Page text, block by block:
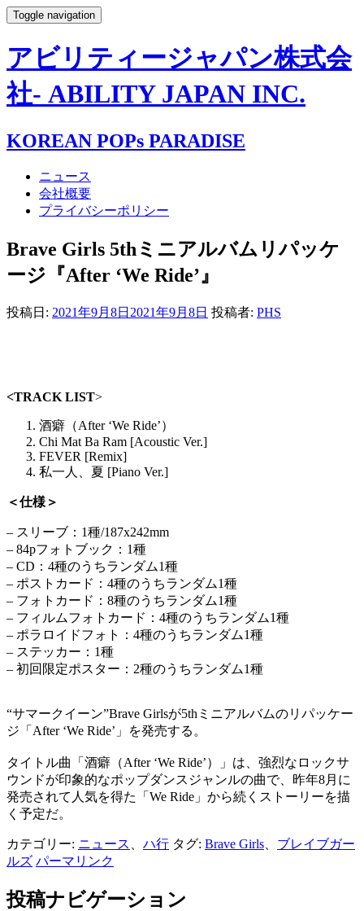
Toggle navigation
アビリティージャパン株式会
社- ABILITY JAPAN INC.
KOREAN POPs PARADISE
ニュース
会社概要
プライバシーポリシー
Brave Girls 5thミニアルバムリパッケ
ージ『After ‘We Ride’』
投稿日: 2021年9月8日 2021年9月8日 投稿者: PHS
<TRACK LIST>
酒癖（After ‘We Ride’）
Chi Mat Ba Ram [Acoustic Ver.]
FEVER [Remix]
私一人、夏 [Piano Ver.]
＜仕様＞
– スリーブ：1種/187x242mm
– 84pフォトブック：1種
– CD：4種のうちランダム1種
– ポストカード：4種のうちランダム1種
– フォトカード：8種のうちランダム1種
– フィルムフォトカード：4種のうちランダム1種
– ポラロイドフォト：4種のうちランダム1種
– ステッカー：1種
– 初回限定ポスター：2種のうちランダム1種
“サマークイーン”Brave Girlsが5thミニアルバムのリパッケー
ジ「After ‘We Ride’」を発売する。
タイトル曲「酒癖（After ‘We Ride’）」は、強烈なロックサ
ウンドが印象的なポップダンスジャンルの曲で、昨年8月に
発売されて人気を得た「We Ride」から続くストーリーを描
く予定だ。
カテゴリー: ニュース ハ行 タグ: Brave Girls
ブレイブガー
ルズ パーマリンク
投稿ナビゲーション